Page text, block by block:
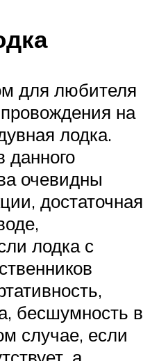
для любителя
на
лодка.
данного
очевидны
достаточная
лодка с
бесшумность в
случае, если